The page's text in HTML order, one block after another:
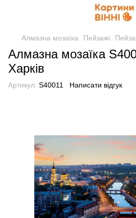
Алмазна мозаїка Пейзажі
Алмазна мозаїка
Харків
Артикул: S40011 Написати відгук